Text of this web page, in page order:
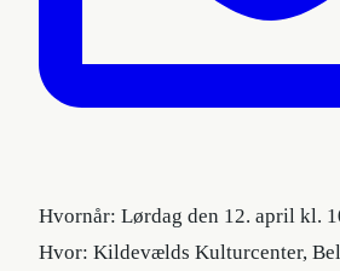
Hvornår: Lørdag den 12. april kl.
Hvor: Kildevælds Kulturcenter,